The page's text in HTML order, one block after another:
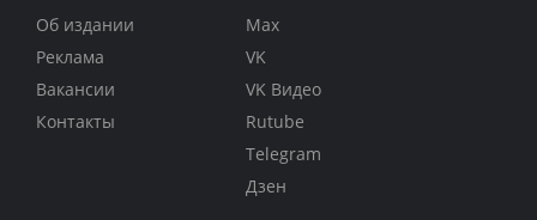
Об издании
Реклама
Вакансии
Контакты
Max
VK
VK Видео
Rutube
Telegram
Дзен